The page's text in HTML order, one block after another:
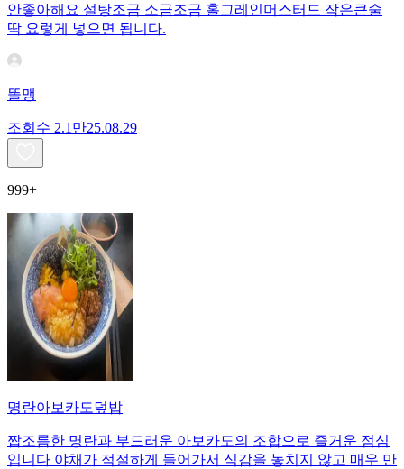
안좋아해요 설탕조금 소금조금 홀그레인머스터드 작은큰술
딱 요렇게 넣으면 됩니다.
똘맹
조회수 2.1만25.08.29
999+
명란아보카도덮밥
짭조름한 명란과 부드러운 아보카도의 조합으로 즐거운 점심
입니다 야채가 적절하게 들어가서 식감을 놓치지 않고 매우 만